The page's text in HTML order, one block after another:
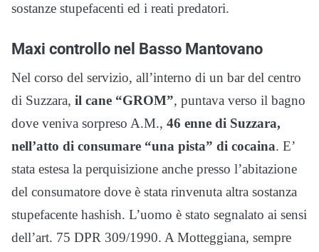
sostanze stupefacenti ed i reati predatori.
Maxi controllo nel Basso Mantovano
Nel corso del servizio, all’interno di un bar del centro
di Suzzara, il cane “GROM”, puntava verso il bagno
dove veniva sorpreso A.M., 46 enne di Suzzara,
nell’atto di consumare “una pista” di cocaina. E’
stata estesa la perquisizione anche presso l’abitazione
del consumatore dove è stata rinvenuta altra sostanza
stupefacente hashish. L’uomo è stato segnalato ai sensi
dell’art. 75 DPR 309/1990. A Motteggiana, sempre